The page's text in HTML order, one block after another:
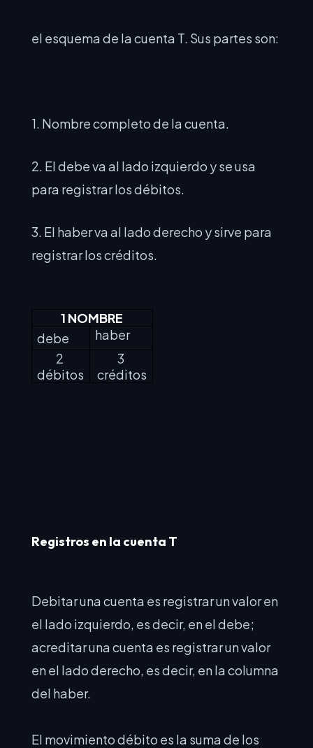
el esquema de la cuenta T. Sus partes son:
1. Nombre completo de la cuenta.
2. El debe va al lado izquierdo y se usa
para registrar los débitos.
3. El haber va al lado derecho y sirve para
registrar los créditos.
1 NOMBRE
debe
haber
2
débitos
3
créditos
Registros en la cuenta T
Debitar una cuenta es registrar un valor en
el lado izquierdo, es decir, en el debe;
acreditar una cuenta es registrar un valor
en el lado derecho, es decir, en la columna
del haber.
El movimiento débito es la suma de los